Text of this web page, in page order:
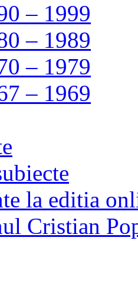
– 1999
– 1989
– 1979
– 1969
la editia
Cristian